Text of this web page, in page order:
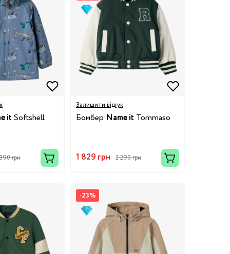
it Softshell
грн
Залишити відгук
Бомбер Name it Tommaso
1 829 грн 2 290 грн
-23%